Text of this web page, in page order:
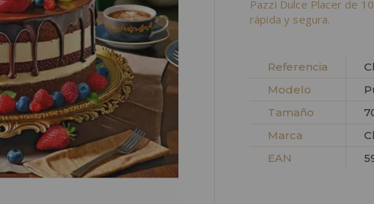
Pazzi Dulce Placer de
rápida y segura.
Referencia
Modelo
Tamaño
Marca
EAN